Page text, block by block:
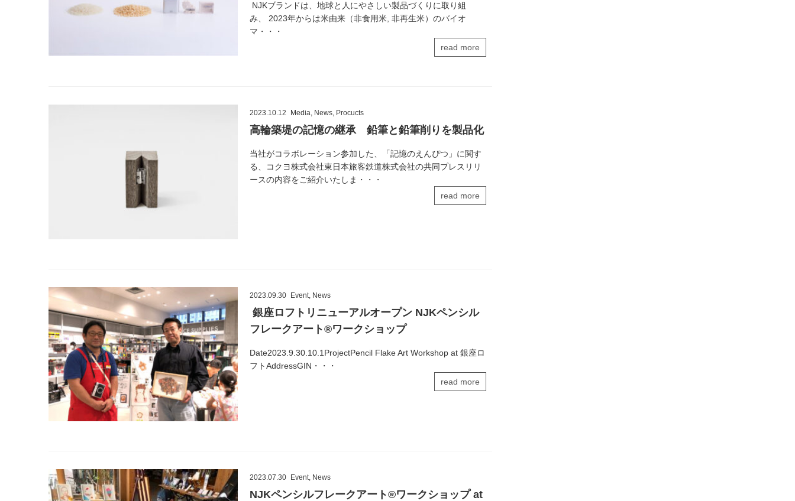
NJKブランドは、地球と人にやさしい製品づくりに取り組
み、 2023年からは米由来（非食用米, 非再生米）のバイオ
マ・・・
read more
2023.10.12 Media, News, Procucts
高輪築堤の記憶の継承 鉛筆と鉛筆削りを製品化
当社がコラボレーション参加した、「記憶のえんぴつ」に関す
る、コクヨ株式会社東日本旅客鉄道株式会社の共同プレスリリ
ースの内容をご紹介いたしま・・・
read more
2023.09.30 Event News
銀座ロフトリニューアルオープン NJKペンシル
フレークアート®ワークショップ
Date2023.9.30.10.1ProjectPencil Flake Art Workshop at 銀座ロ
フトAddressGIN・・・
read more
2023.07.30 Event News
NJKペンシルフレークアート®ワークショップ at